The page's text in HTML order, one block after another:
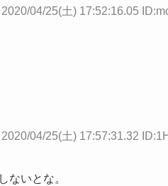
2020/04/25(土) 17:52:16.05
2020/04/25(土) 17:57:31.32
ないとな。